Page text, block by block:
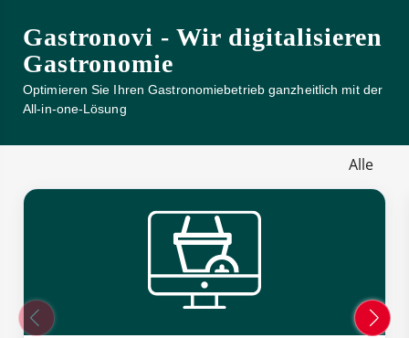
Gastronovi - Wir digitalisieren
Gastronomie
Optimieren Sie Ihren Gastronomiebetrieb ganzheitlich mit der
All-in-one-Lösung
Alle